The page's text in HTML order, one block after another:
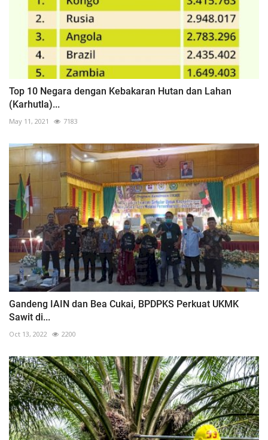
Top 10 Negara dengan Kebakaran Hutan dan Lahan
(Karhutla)...
May 11, 2021 7183
Gandeng IAIN dan Bea Cukai, BPDPKS Perkuat UKMK
Sawit di...
Oct 13, 2022 2200